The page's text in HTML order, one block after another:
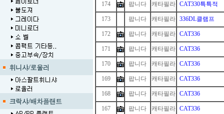
174 팝니다 캐타필라 CAT330특특적
173 팝니다 캐타필라 336DL클램프
172 팝니다 캐타필라 CAT336
171 팝니다 캐타필라 CAT336
170 팝니다 캐타필라 CAT336
169 팝니다 캐타필라 CAT336
168 팝니다 캐타필라 CAT336
167 팝니다 캐타필라 CAT336